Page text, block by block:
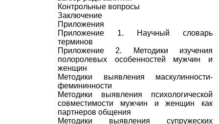
Контрольные вопросы
Заключение
Приложения
Приложение 1. Научный словарь
терминов
Приложение 2. Методики изучения
полоролевых особенностей мужчин и
женщин
Методики выявления маскулинности-
фемининности
Методики выявления психологической
совместимости мужчин и женщин как
партнеров общения
Методики выявления супружеских